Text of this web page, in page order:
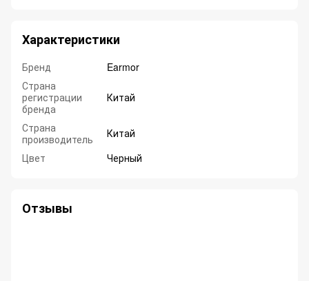
Характеристики
Бренд
Earmor
Страна
регистрации
бренда
Китай
Страна
производитель
Китай
Цвет
Черный
Отзывы